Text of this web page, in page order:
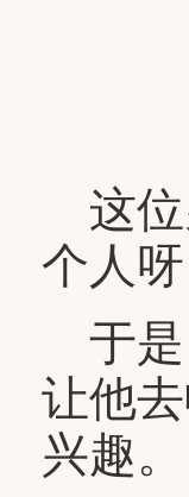
这位
个人
于是
让他
兴趣。